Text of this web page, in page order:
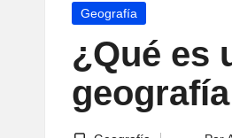
Publicada
Geografía
¿Qué es